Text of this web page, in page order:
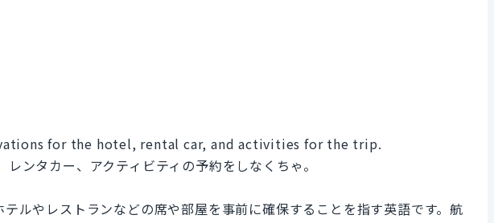
for the hotel, rental car, and activities for the trip.
ンタカー、アクティビティの予約をしなくちゃ。
テルやレストランなどの席や部屋を事前に確保することを指す英語です。航